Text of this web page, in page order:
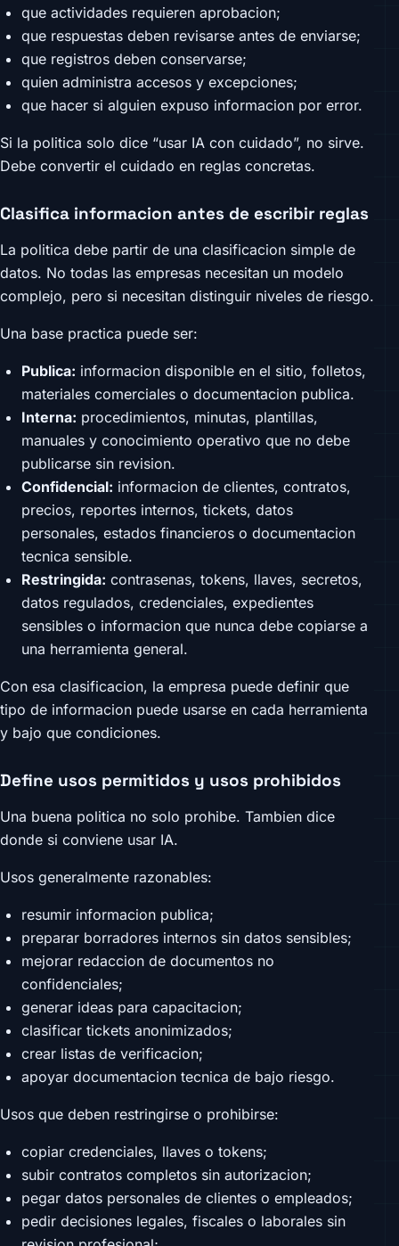
que actividades requieren aprobacion;
que respuestas deben revisarse antes de enviarse;
que registros deben conservarse;
quien administra accesos y excepciones;
que hacer si alguien expuso informacion por error.
Si la politica solo dice “usar IA con cuidado”, no sirve.
Debe convertir el cuidado en reglas concretas.
Clasifica informacion antes de escribir reglas
La politica debe partir de una clasificacion simple de
datos. No todas las empresas necesitan un modelo
complejo, pero si necesitan distinguir niveles de riesgo.
Una base practica puede ser:
Publica: informacion disponible en el sitio, folletos,
materiales comerciales o documentacion publica.
Interna: procedimientos, minutas, plantillas,
manuales y conocimiento operativo que no debe
publicarse sin revision.
Confidencial: informacion de clientes, contratos,
precios, reportes internos, tickets, datos
personales, estados financieros o documentacion
tecnica sensible.
Restringida: contrasenas, tokens, llaves, secretos,
datos regulados, credenciales, expedientes
sensibles o informacion que nunca debe copiarse a
una herramienta general.
Con esa clasificacion, la empresa puede definir que
tipo de informacion puede usarse en cada herramienta
y bajo que condiciones.
Define usos permitidos y usos prohibidos
Una buena politica no solo prohibe. Tambien dice
donde si conviene usar IA.
Usos generalmente razonables:
resumir informacion publica;
preparar borradores internos sin datos sensibles;
mejorar redaccion de documentos no
confidenciales;
generar ideas para capacitacion;
clasificar tickets anonimizados;
crear listas de verificacion;
apoyar documentacion tecnica de bajo riesgo.
Usos que deben restringirse o prohibirse:
copiar credenciales, llaves o tokens;
subir contratos completos sin autorizacion;
pegar datos personales de clientes o empleados;
pedir decisiones legales, fiscales o laborales sin